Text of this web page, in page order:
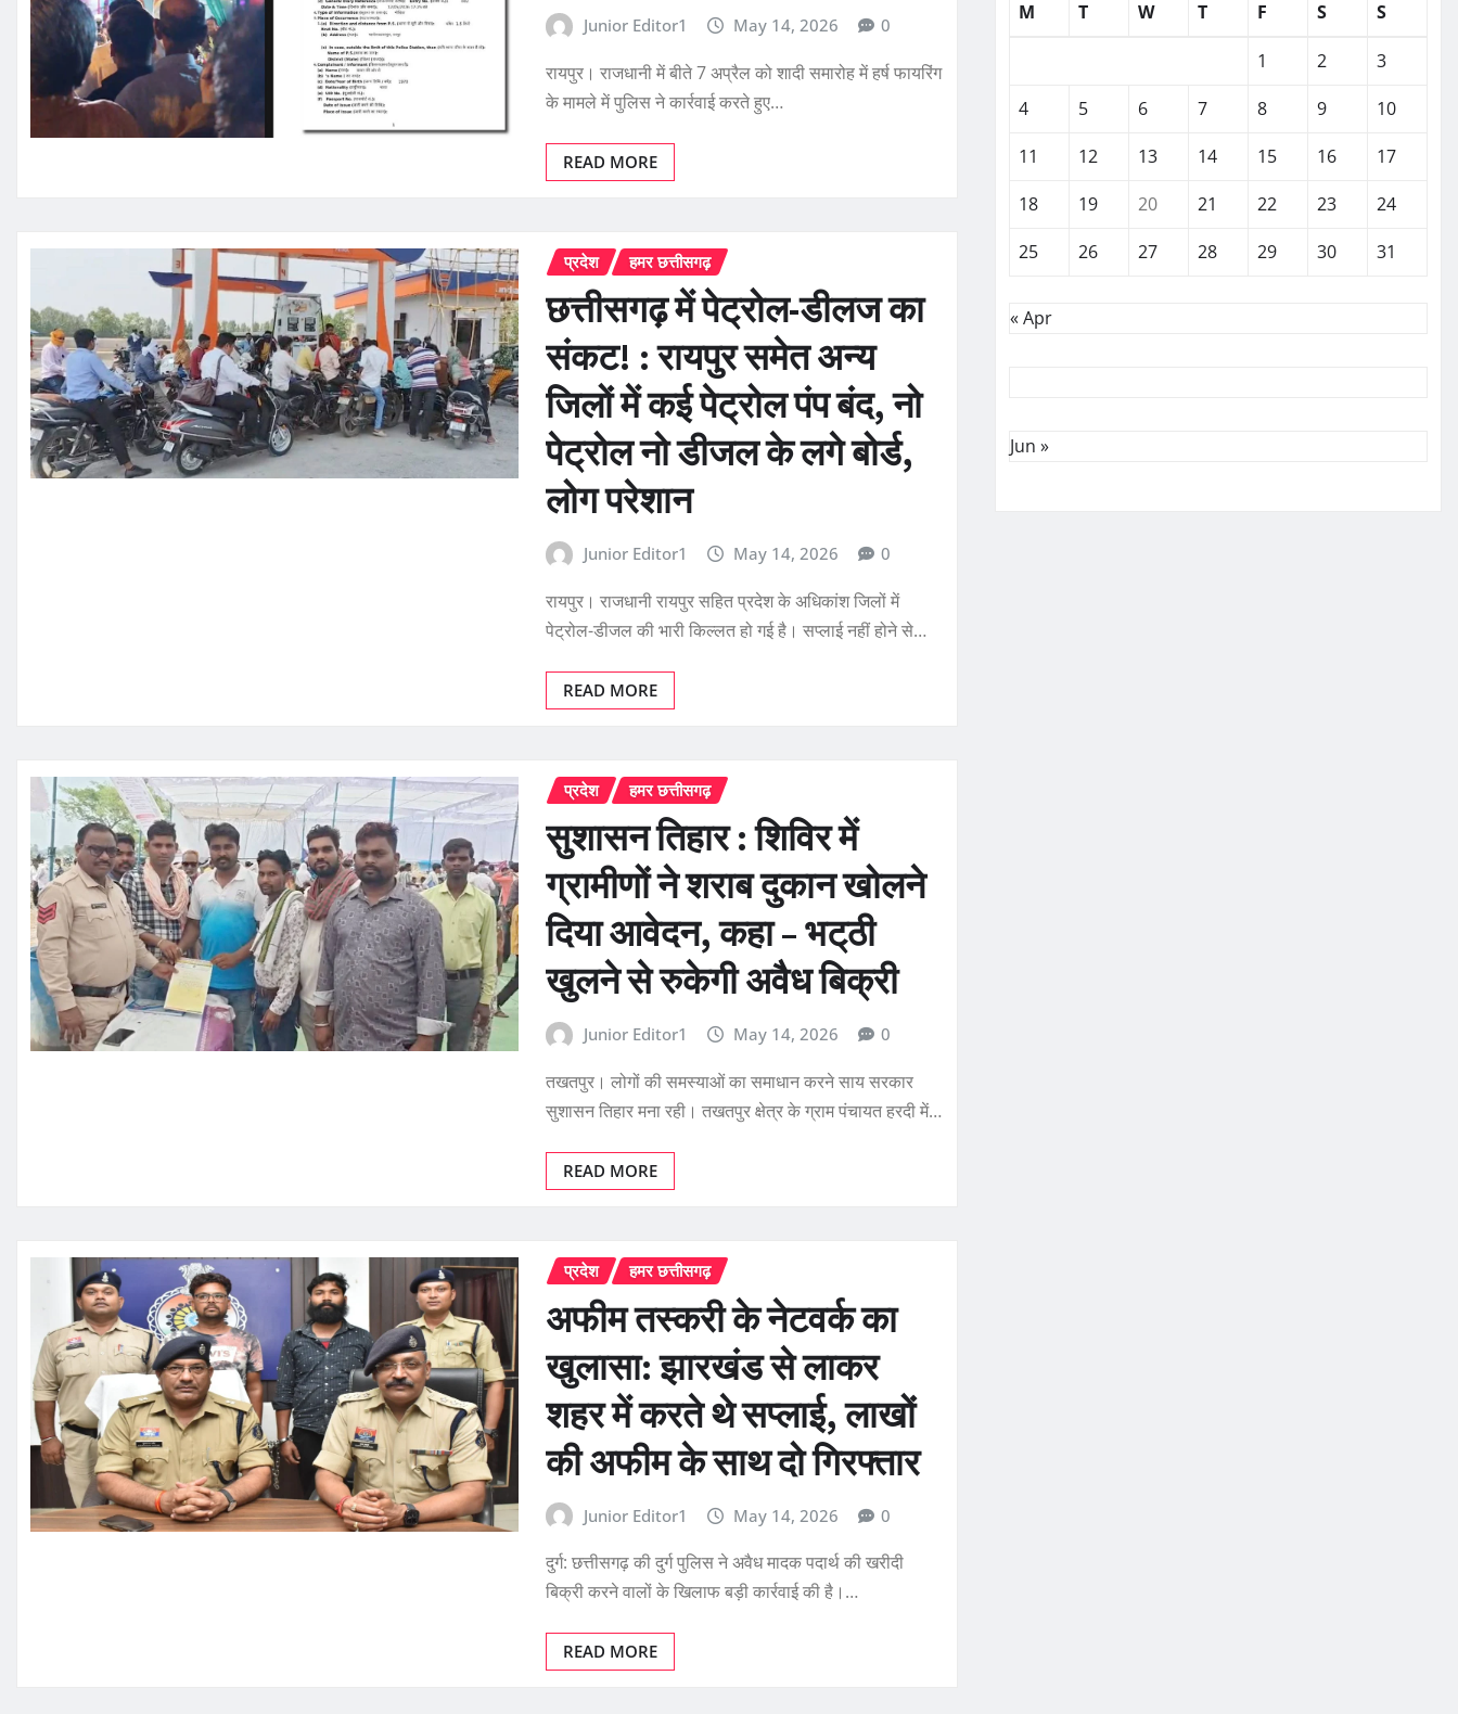
Junior Editor1 May 14, 2026 0
रायपुर। राजधानी में बीते 7 अप्रैल को शादी समारोह में हर्ष फायरिंग
के मामले में पुलिस ने कार्रवाई करते हुए…
READ MORE
प्रदेश हमर छत्तीसगढ़
छत्तीसगढ़ में पेट्रोल-डीलज का
संकट! : रायपुर समेत अन्य
जिलों में कई पेट्रोल पंप बंद, नो
पेट्रोल नो डीजल के लगे बोर्ड,
लोग परेशान
Junior Editor1 May 14, 2026 0
रायपुर। राजधानी रायपुर सहित प्रदेश के अधिकांश जिलों में
पेट्रोल-डीजल की भारी किल्लत हो गई है। सप्लाई नहीं होने से…
READ MORE
प्रदेश हमर छत्तीसगढ़
सुशासन तिहार : शिविर में
ग्रामीणों ने शराब दुकान खोलने
दिया आवेदन, कहा – भट्‌ठी
खुलने से रुकेगी अवैध बिक्री
Junior Editor1 May 14, 2026 0
तखतपुर। लोगों की समस्याओं का समाधान करने साय सरकार
सुशासन तिहार मना रही। तखतपुर क्षेत्र के ग्राम पंचायत हरदी में…
READ MORE
प्रदेश हमर छत्तीसगढ़
अफीम तस्करी के नेटवर्क का
खुलासा: झारखंड से लाकर
शहर में करते थे सप्लाई, लाखों
की अफीम के साथ दो गिरफ्तार
Junior Editor1 May 14, 2026 0
दुर्ग: छत्तीसगढ़ की दुर्ग पुलिस ने अवैध मादक पदार्थ की खरीदी
बिक्री करने वालों के खिलाफ बड़ी कार्रवाई की है।…
READ MORE
M
T W T F S S
1 2
3
4
5 6 7 8 9
10
11
12 13 14 15 16
17
18
19 20 21 22 23
24
25
26 27 28 29 30 31
« Apr
Jun »